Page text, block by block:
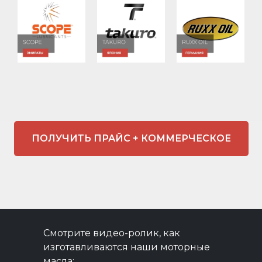
ПОЛУЧИТЬ ПРАЙС + КОММЕРЧЕСКОЕ
Смотрите видео-ролик, как
изготавливаются наши моторные